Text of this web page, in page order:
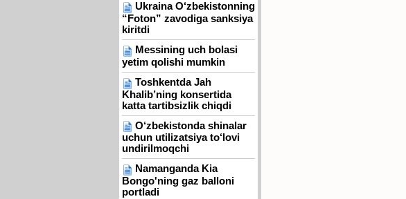
Ukraina O‘zbekistonning
“Foton” zavodiga sanksiya
kiritdi
Messining uch bolasi
yetim qolishi mumkin
Toshkentda Jah
Khalib’ning konsertida
katta tartibsizlik chiqdi
O‘zbekistonda shinalar
uchun utilizatsiya to‘lovi
undirilmoqchi
Namanganda Kia
Bongo'ning gaz balloni
portladi